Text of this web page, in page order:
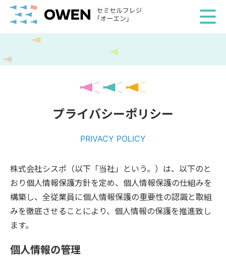
プライバシーポリシー
PRIVACY POLICY
株式会社シスポ（以下「当社」という。）は、以下のと
おり個人情報保護方針を定め、個人情報保護の仕組みを
構築し、全従業員に個人情報保護の重要性の認識と取組
みを徹底させることにより、個人情報の保護を推進致し
ます。
個人情報の管理